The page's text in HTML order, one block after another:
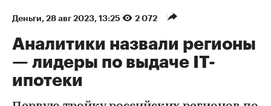
Деньги⁠, 28 авг 2023, 13:25 2 072
Аналитики назвали регионы
— лидеры по выдаче IT-
ипотеки